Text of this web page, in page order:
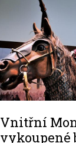
Vnitřní
vykoupené